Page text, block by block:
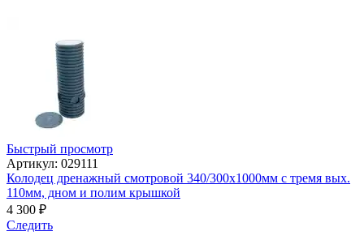
Быстрый просмотр
Артикул: 029111
Колодец дренажный смотровой 340/300х1000мм с тремя вых.
110мм, дном и полим крышкой
4 300 ₽
Следить